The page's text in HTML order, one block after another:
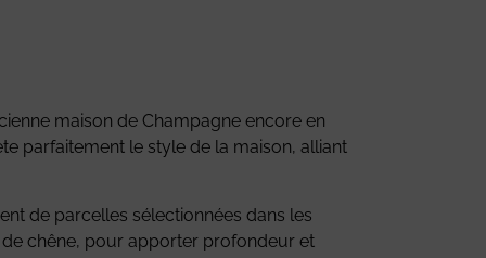
maison de Champagne encore en
parfaitement le style de la maison, alliant
de parcelles sélectionnées dans les
de chêne, pour apporter profondeur et